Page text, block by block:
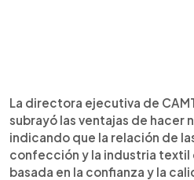
La directora ejecutiva de
subrayó las ventajas de hacer
indicando que la relación de
confección y la industria textil
basada en la confianza y la